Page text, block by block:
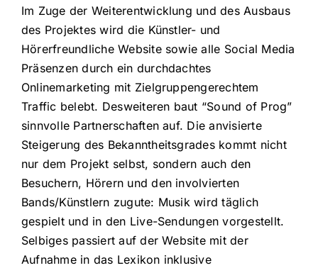
Im Zuge der Weiterentwicklung und des Ausbaus
des Projektes wird die Künstler- und
Hörerfreundliche Website sowie alle Social Media
Präsenzen durch ein durchdachtes
Onlinemarketing mit Zielgruppengerechtem
Traffic belebt. Desweiteren baut “Sound of Prog”
sinnvolle Partnerschaften auf. Die anvisierte
Steigerung des Bekanntheitsgrades kommt nicht
nur dem Projekt selbst, sondern auch den
Besuchern, Hörern und den involvierten
Bands/Künstlern zugute: Musik wird täglich
gespielt und in den Live-Sendungen vorgestellt.
Selbiges passiert auf der Website mit der
Aufnahme in das Lexikon inklusive